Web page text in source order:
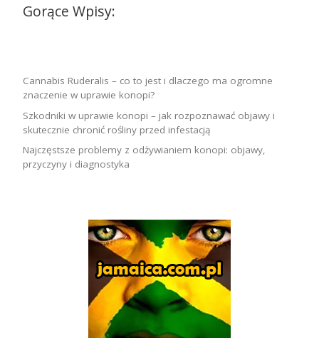
Gorące Wpisy:
Cannabis Ruderalis – co to jest i dlaczego ma ogromne
znaczenie w uprawie konopi?
Szkodniki w uprawie konopi – jak rozpoznawać objawy i
skutecznie chronić rośliny przed infestacją
Najczęstsze problemy z odżywianiem konopi: objawy,
przyczyny i diagnostyka